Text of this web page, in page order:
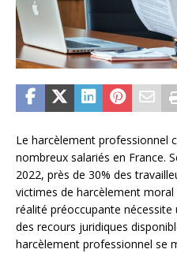
Le harcèlement professionnel
nombreux salariés en France.
2022, près de 30% des
victimes de harcèlement
réalité préoccupante
des recours juridiques
harcèlement professionnel se